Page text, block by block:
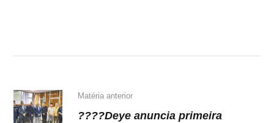
p
o
k
m n
Matéria anterior
????Deye anuncia primeira